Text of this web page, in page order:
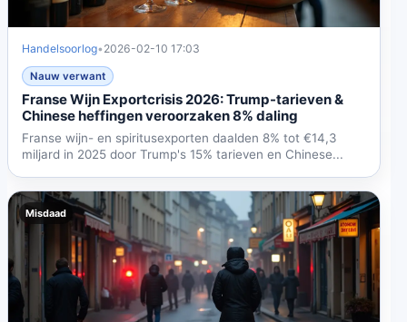
Handelsoorlog• 2026-02-10 17:03
Nauw verwant
Franse Wijn Exportcrisis 2026: Trump-tarieven &
Chinese heffingen veroorzaken 8% daling
Franse wijn- en spiritusexporten daalden 8% tot €14,3
miljard in 2025 door Trump's 15% tarieven en Chinese...
Misdaad